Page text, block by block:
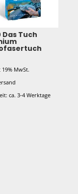
Das Tuch
MwSt.
ca. 3-4 Werktage